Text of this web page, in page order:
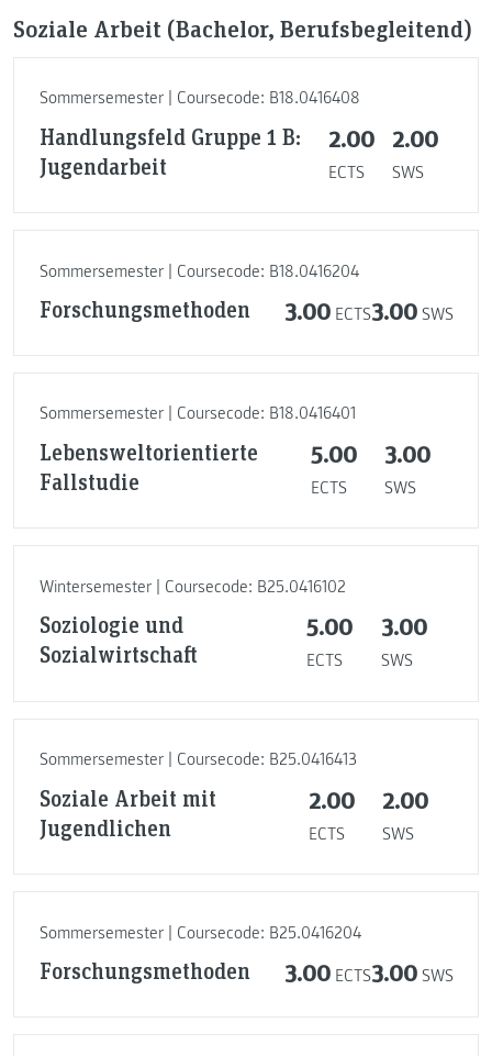
Soziale Arbeit (Bachelor, Berufsbegleitend)
Sommersemester | Coursecode: B18.0416408
Handlungsfeld Gruppe 1 B:
Jugendarbeit
2.00
ECTS
2.00
SWS
Sommersemester | Coursecode: B18.0416204
Forschungsmethoden 3.00 ECTS3.00 SWS
Sommersemester | Coursecode: B18.0416401
Lebensweltorientierte
Fallstudie
5.00
ECTS
3.00
SWS
Wintersemester | Coursecode: B25.0416102
Soziologie und
Sozialwirtschaft
5.00
ECTS
3.00
SWS
Sommersemester | Coursecode: B25.0416413
Soziale Arbeit mit
Jugendlichen
2.00
ECTS
2.00
SWS
Sommersemester | Coursecode: B25.0416204
Forschungsmethoden 3.00 ECTS3.00 SWS